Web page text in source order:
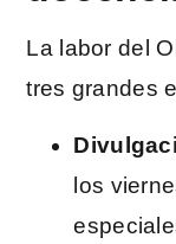
La labor del
tres grandes
los